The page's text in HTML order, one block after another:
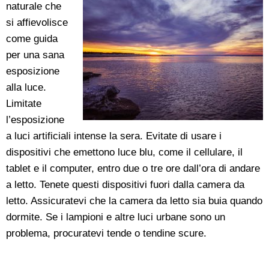
naturale che
si affievolisce
come guida
per una sana
esposizione
alla luce.
Limitate
l’esposizione
a luci artificiali intense la sera. Evitate di usare i
dispositivi che emettono luce blu, come il cellulare, il
tablet e il computer, entro due o tre ore dall’ora di andare
a letto. Tenete questi dispositivi fuori dalla camera da
letto. Assicuratevi che la camera da letto sia buia quando
dormite. Se i lampioni e altre luci urbane sono un
problema, procuratevi tende o tendine scure.